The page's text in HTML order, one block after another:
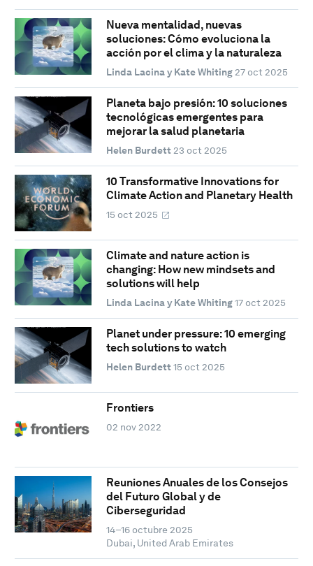
Nueva mentalidad, nuevas
soluciones: Cómo evoluciona la
acción por el clima y la naturaleza
Linda Lacina y Kate Whiting 27 oct 2025
Planeta bajo presión: 10 soluciones
tecnológicas emergentes para
mejorar la salud planetaria
Helen Burdett 23 oct 2025
10 Transformative Innovations for
Climate Action and Planetary Health
15 oct 2025
Climate and nature action is
changing: How new mindsets and
solutions will help
Linda Lacina y Kate Whiting 17 oct 2025
Planet under pressure: 10 emerging
tech solutions to watch
Helen Burdett 15 oct 2025
Frontiers
02 nov 2022
Reuniones Anuales de los Consejos
del Futuro Global y de
Ciberseguridad
14–16 octubre 2025
Dubai, United Arab Emirates